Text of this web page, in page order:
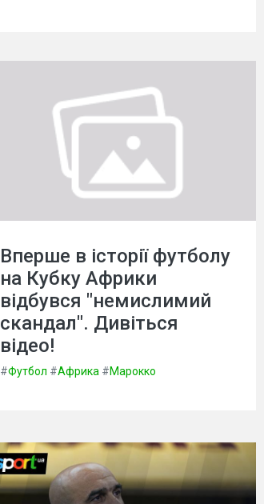
Вперше в історії футболу
на Кубку Африки
відбувся "немислимий
скандал". Дивіться
відео!
#Футбол #Африка #Марокко